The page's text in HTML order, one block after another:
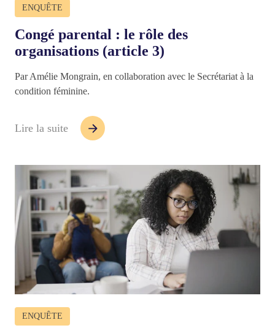
ENQUÊTE
Congé parental : le rôle des
organisations (article 3)
Par Amélie Mongrain, en collaboration avec le Secrétariat à la
condition féminine.
Lire la suite
ENQUÊTE